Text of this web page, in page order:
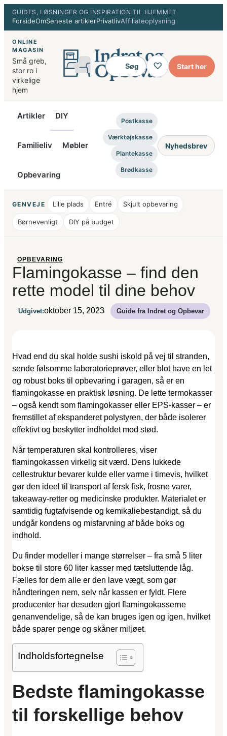
Spring
GUIDES, LØSNINGER OG INSPIRATION TIL HJEMMET
ForsideOmSeneste artiklerPrivatlivAffiliateoplysning
ONLINE
MAGASIN
Små greb,
stor ro i
virkelige
hjem
Søg ♡ Start her
Artikler DIY
Familieliv Møbler
Opbevaring
Postkasse
Værktøjskasse
Plantekasse
Brødkasse
Nyhedsbrev
GENVEJE Lille plads Entré Skjult opbevaring
Børnevenligt DIY på budget
OPBEVARING
Flamingokasse – find den
rette model til dine behov
Udgivet:oktober 15, 2023 Guide fra Indret og Opbevar
Hvad end du skal holde sushi iskold på vej til stranden,
sende følsomme laboratorieprøver, eller blot have en let
og robust boks til opbevaring i garagen, så er en
flamingokasse en praktisk løsning. De lette termokasser
– også kendt som flamingokasser eller EPS-kasser – er
fremstillet af ekspanderet polystyren, der både isolerer
effektivt og beskytter indholdet mod stød.
Når temperaturen skal kontrolleres, viser
flamingokassen virkelig sit værd. Dens lukkede
cellestruktur bevarer kulde eller varme i timevis, hvilket
gør den ideel til transport af fersk fisk, frosne varer,
takeaway-retter og medicinske produkter. Materialet er
samtidig fugtafvisende og kemikaliebestandigt, så du
undgår kondens og misfarvning af både boks og
indhold.
Du finder modeller i mange størrelser – fra små 5 liter
bokse til store 60 liter kasser med tætsluttende låg.
Fælles for dem alle er den lave vægt, som gør
håndteringen nem, selv når kassen er fyldt. Flere
producenter har desuden gjort flamingokasserne
genanvendelige, så de kan bruges igen og igen, hvilket
både sparer penge og skåner miljøet.
Indholdsfortegnelse
Bedste flamingokasse
til forskellige behov